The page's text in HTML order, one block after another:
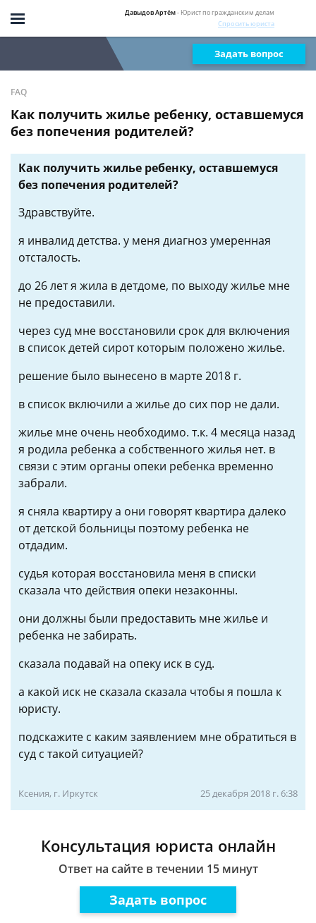
Давыдов Артём- Юрист по гражданским делам
Спросить юриста
Задать вопрос
FAQ
Как получить жилье ребенку, оставшемуся
без попечения родителей?
Как получить жилье ребенку, оставшемуся
без попечения родителей?
Здравствуйте.
я инвалид детства. у меня диагноз умеренная
отсталость.
до 26 лет я жила в детдоме, по выходу жилье мне
не предоставили.
через суд мне восстановили срок для включения
в список детей сирот которым положено жилье.
решение было вынесено в марте 2018 г.
в список включили а жилье до сих пор не дали.
жилье мне очень необходимо. т.к. 4 месяца назад
я родила ребенка а собственного жилья нет. в
связи с этим органы опеки ребенка временно
забрали.
я сняла квартиру а они говорят квартира далеко
от детской больницы поэтому ребенка не
отдадим.
судья которая восстановила меня в списки
сказала что действия опеки незаконны.
они должны были предоставить мне жилье и
ребенка не забирать.
сказала подавай на опеку иск в суд.
а какой иск не сказала сказала чтобы я пошла к
юристу.
подскажите с каким заявлением мне обратиться в
суд с такой ситуацией?
Ксения, г. Иркутск 25 декабря 2018 г. 6:38
Консультация юриста онлайн
Ответ на сайте в течении 15 минут
Задать вопрос